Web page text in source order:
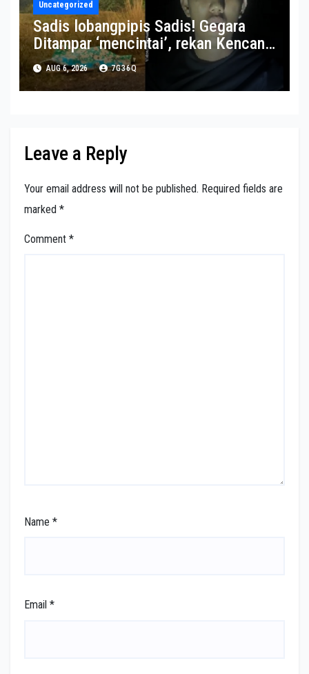
Uncategorized
Sadis lobangpipis Sadis! Gegara
Ditampar ‘mencintai’, rekan Kencan
Semasa Jenis Dibunuh-Dimutilasi
AUG 6, 2026 7G36Q
Leave a Reply
Your email address will not be published. Required fields are
marked *
Comment *
Name *
Email *